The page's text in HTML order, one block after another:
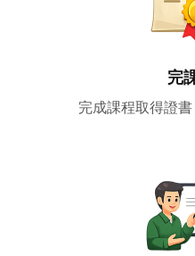
完
完成課程取得證書